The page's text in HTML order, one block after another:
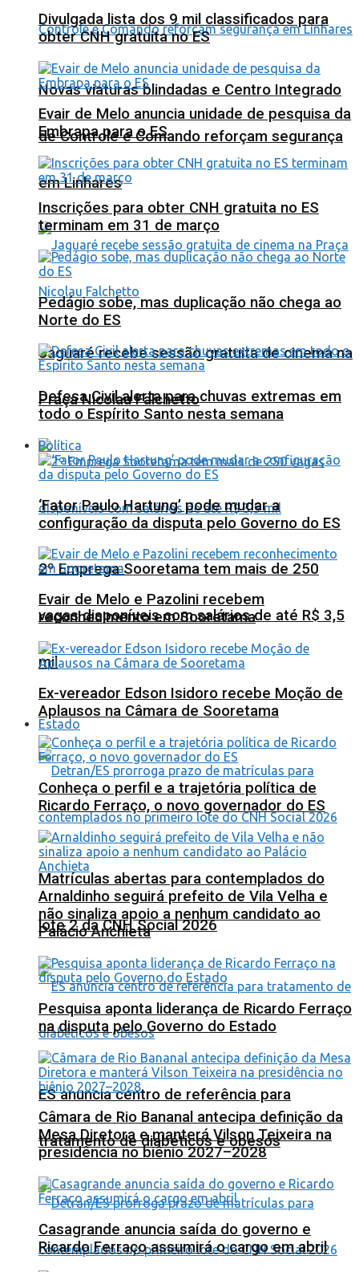
Novas viaturas blindadas e Centro Integrado
de Controle e Comando reforçam segurança
em Linhares
Jaguaré recebe sessão gratuita de cinema na
Praça Nicolau Falchetto
2º Emprega Sooretama tem mais de 250
vagas disponíveis com salários de até R$ 3,5
mil
Estado
Matrículas abertas para contemplados do
lote 2 da CNH Social 2026
ES anuncia centro de referência para
tratamento de diabéticos e obesos
Divulgada lista dos 9 mil classificados para
obter CNH gratuita no ES
Evair de Melo anuncia unidade de pesquisa da
Embrapa para o ES
Inscrições para obter CNH gratuita no ES
terminam em 31 de março
Pedágio sobe, mas duplicação não chega ao
Norte do ES
Defesa Civil alerta para chuvas extremas em
todo o Espírito Santo nesta semana
Política
‘Fator Paulo Hartung’ pode mudar a
configuração da disputa pelo Governo do ES
Evair de Melo e Pazolini recebem
reconhecimento em Sooretama
Ex-vereador Edson Isidoro recebe Moção de
Aplausos na Câmara de Sooretama
Conheça o perfil e a trajetória política de
Ricardo Ferraço, o novo governador do ES
Arnaldinho seguirá prefeito de Vila Velha e
não sinaliza apoio a nenhum candidato ao
Palácio Anchieta
Pesquisa aponta liderança de Ricardo Ferraço
na disputa pelo Governo do Estado
Câmara de Rio Bananal antecipa definição da
Mesa Diretora e manterá Vilson Teixeira na
presidência no biênio 2027–2028
Casagrande anuncia saída do governo e
Ricardo Ferraço assumirá o cargo em abril